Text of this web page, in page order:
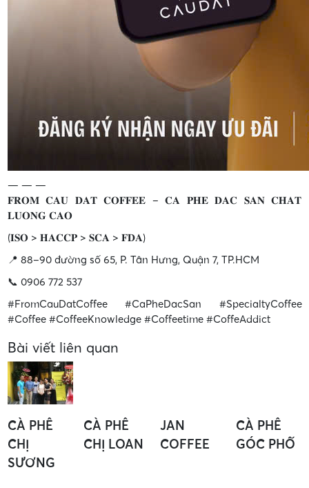
— — —
𝐅𝐑𝐎𝐌 𝐂𝐀𝐔 𝐃𝐀𝐓 𝐂𝐎𝐅𝐅𝐄𝐄 – 𝐂𝐀 𝐏𝐇𝐄 𝐃𝐀𝐂 𝐒𝐀𝐍 𝐂𝐇𝐀𝐓
𝐋𝐔𝐎𝐍𝐆 𝐂𝐀𝐎
(𝐈𝐒𝐎 > 𝐇𝐀𝐂𝐂𝐏 > 𝐒𝐂𝐀 > 𝐅𝐃𝐀)
📍 88–90 đường số 65, P. Tân Hưng, Quận 7, TP.HCM
📞 0906 772 537
#FromCauDatCoffee #CaPheDacSan #SpecialtyCoffee
#Coffee #CoffeeKnowledge #Coffeetime #CoffeAddict
Bài viết liên quan
CÀ PHÊ
CHỊ
SƯƠNG
CÀ PHÊ
CHỊ LOAN
JAN
COFFEE
CÀ PHÊ
GÓC PHỐ